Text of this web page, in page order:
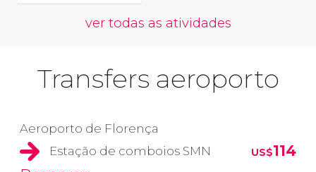
ver todas as atividades
Transfers aeroporto
Aeroporto de Florença
Estação de comboios SMN
US$114